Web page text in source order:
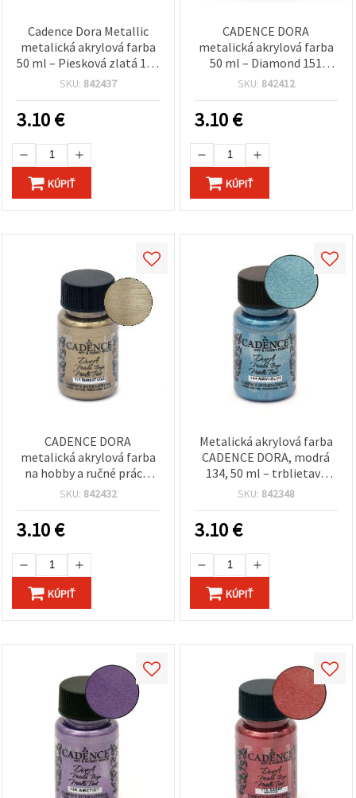
Cadence Dora Metallic
metalická akrylová farba
50 ml – Piesková zlatá 198
(zlatý odtieň) na ručné
SKU: 842437
3.10€
KÚPIŤ
CADENCE DORA
metalická akrylová farba
50 ml – Diamond 151
(strieborná), vysokolesklá
kreatívne projekty
SKU: 842412
3.10€
KÚPIŤ
CADENCE DORA
metalická akrylová farba
na hobby a ručné práce,
Peridot Gold (zlatý
– odolné zloženie pre DIY
a umelecké projekty
SKU: 842432
3.10€
KÚPIŤ
Metalická akrylová farba
CADENCE DORA, modrá
134, 50 ml – trblietavá
modrá na remeslá, DIY,
SKU: 842348
3.10€
KÚPIŤ